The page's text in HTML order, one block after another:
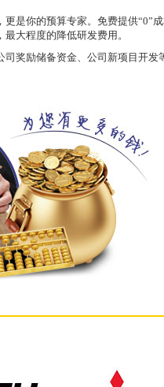
是你的预算专家。免费提供“0”
大程度的降低研发费用。
司奖励储备资金、公司新项目开发